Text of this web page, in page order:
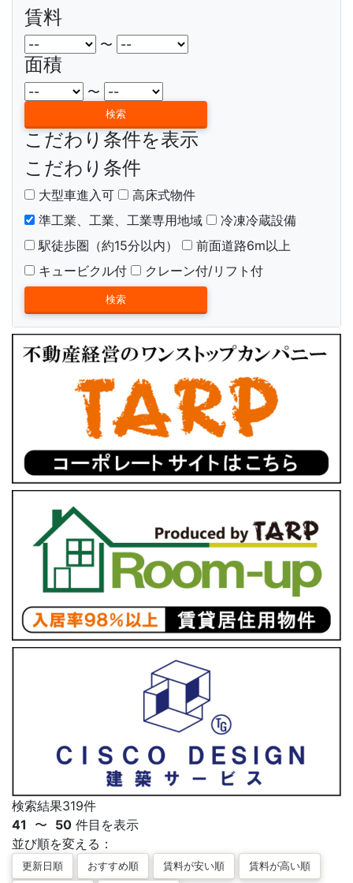
賃料
〜
面積
〜
こだわり条件を表示
こだわり条件
大型車進入可
高床式物件
準工業、工業、工業専用地域
冷凍冷蔵設備
駅徒歩圏（約15分以内）
前面道路6m以上
キュービクル付
クレーン付/リフト付
検索結果319件
41 〜 50 件目を表示
並び順を変える：